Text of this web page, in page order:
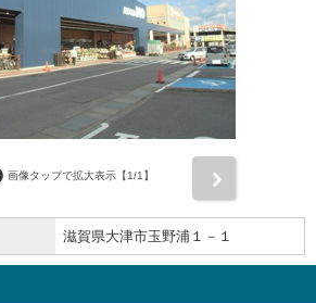
画像タップで拡大表示【1/1】
滋賀県大津市玉野浦１－１